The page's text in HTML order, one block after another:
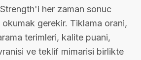
her zaman sonuc
gerekir. Tiklama orani,
terimleri, kalite puani,
ve teklif mimarisi birlikte